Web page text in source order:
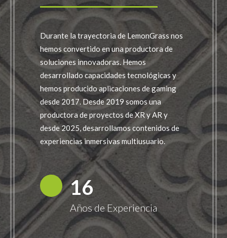
Durante la trayectoria de LemonGrass nos
hemos convertido en una productora de
soluciones innovadoras. Hemos
desarrollado capacidades tecnológicas y
hemos producido aplicaciones de gaming
desde 2017. Desde 2019 somos una
productora de proyectos de XR y AR y
desde 2025, desarrollamos contenidos de
experiencias inmersivas multiusuario.
18
Años de Experiencia